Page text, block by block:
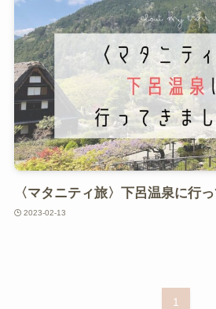
〈マタニティ旅〉下呂温泉に行
2023-02-13
1